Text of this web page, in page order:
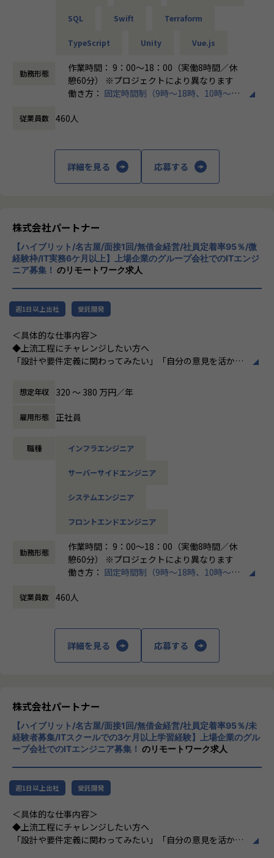
＜チーム組織構成＞
入社後は原則2名以上のチームに配属されるため、一人現場
また、経験値に応じて先輩がフォローに入り、定例MTGやチ
ャットで気軽に相談できる環境を整えています。
平均年齢32.5歳
95％（2024年8月時点／1年以内）
y／Vue／AWS）
・自社ECサイトの新規立ち上げ（要件定義～運用／TypeScr
ipt、GCP）
・大手メーカー向け製造システムの業務改善プロジェクト
▼インフラ系
・アプリ向けサーバ設計構築（Docker／Azure）
・大手クライアント向け仮想環境移行・導入（Windows／A
ctive Directory）
＜安心のサポート体制＞
・教育担当が1on1でフォロー
└配属先はチーム＋教育係体制で、すぐ相談できる環境を整
└入社直後は毎月、その後は隔月で面談。業務・人間関係・
└日常的に連絡しやすく、安心して話せる関係性を構築。
・トラブル時は当日中に対応
└問題発生時は営業とアドバイザーが即対応し、迅速に調
・勉強会・交流会を年2回実施
SQL Swift Terraform
TypeScript Unity Vue.js
勤務形態
作業時間： 9：00～18：00（実働8時間／休
憩60分） ※プロジェクトにより異なります
働き方： 固定時間制（9時～18時、10時～19
時間外労働の有無： 有（月平均20時間）
従業員数 460人
詳細を見る 応募する
株式会社パートナー
【ハイブリット/名古屋/面接1回/無借金経営/社員定着率95％/微
経験枠/IT実務6ケ月以上】上場企業のグループ会社でのITエンジ
ニア募集！ のリモートワーク求人
週1日以上出社 受託開発
＜具体的な仕事内容＞
◆上流工程にチャレンジしたい方へ
「設計や要件定義に関わってみたい」「自分の意見を活かせ
そんな方には700社以上の中からスキルや希望に合う案件を
ご紹介しています。
たとえば、ヨガ配信アプリやECサイトの新規開発、クラウド
設計など、上流フェーズから関われる案件も豊富です。ま
ひとりで悩まず、安心して挑戦できます。
◆落ち着いた環境で、長く働きたい方へ
OKの案件も多く、週2～3日出社が基本。残業は月9時間ほど
現場には教育担当がつき、月1回の面談やチャット相談も実
施。産休・育休の取得＆復帰率も100％と、ライフイベント
にも柔軟に対応しています。
◆マネジメントにも挑戦したい方へ
「PL/PMにステップアップしたい」「育成に関わる経験をし
てみたい」
回の面談を通じて方向性を確認しながら、段階的にマネジメ
ントスキルを磨けるようサポートします。リーダー未経験か
＜チーム組織構成＞
入社後は原則2名以上のチームに配属されるため、一人現場
や丸投げはないです。
また、経験値に応じて先輩がフォローに入り、定例MTGやチ
▼年齢構成
平均年齢32.5歳
▼定着率
95％（2024年8月時点／1年以内）
想定年収 320 〜 380 万円／年
雇用形態 正社員
職種 インフラエンジニア
サーバーサイドエンジニア
システムエンジニア
フロントエンドエンジニア
勤務形態
作業時間： 9：00～18：00（実働8時間／休
憩60分） ※プロジェクトにより異なります
働き方： 固定時間制（9時～18時、10時～19
時間外労働の有無： 有（月平均20時間）
従業員数 460人
詳細を見る 応募する
株式会社パートナー
【ハイブリット/名古屋/面接1回/無借金経営/社員定着率95％/未
経験者募集/ITスクールでの3ケ月以上学習経験】上場企業のグル
ープ会社でのITエンジニア募集！ のリモートワーク求人
週1日以上出社 受託開発
＜具体的な仕事内容＞
◆上流工程にチャレンジしたい方へ
「設計や要件定義に関わってみたい」「自分の意見を活かせ